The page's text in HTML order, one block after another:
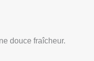
douce fraîcheur.